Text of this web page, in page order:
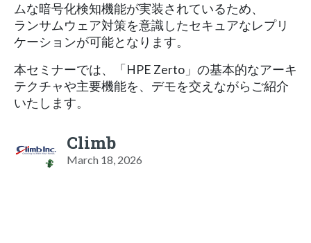
ムな暗号化検知機能が実装されているため、
ランサムウェア対策を意識したセキュアなレプリ
ケーションが可能となります。
本セミナーでは、「HPE Zerto」の基本的なアーキ
テクチャや主要機能を、デモを交えながらご紹介
いたします。
Climb
March 18, 2026